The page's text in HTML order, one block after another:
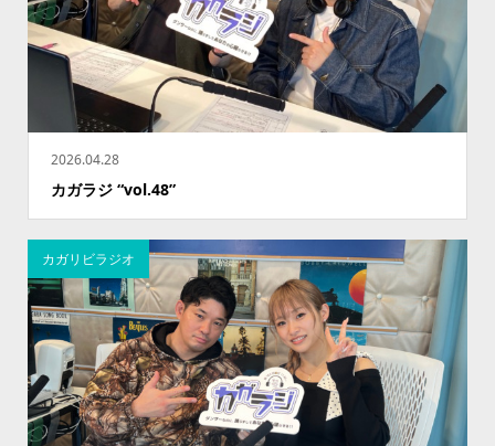
2026.04.28
カガラジ “vol.48”
カガリビラジオ